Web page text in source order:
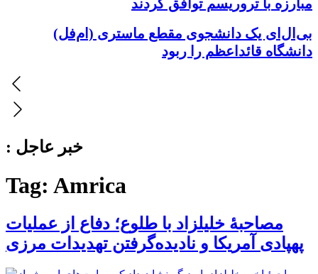
مبارزه با تروریسم توافق کردند
بی‌ال‌ای یک دانشجوی مقطع ماستری (ام‌فل)
دانشگاه قائداعظم را ربود
: خبر عاجل
Tag: Amrica
مصاحبهٔ خلیلزاد با طلوع؛ دفاع از عملیات
پهپادی آمریکا و نادیده‌گرفتن تهدیدات مرزی